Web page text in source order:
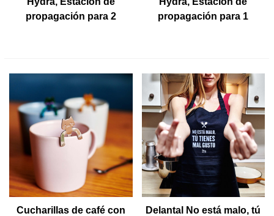
propagación para 2
propagación para 1
Cucharillas de café con
Delantal No está malo, tú